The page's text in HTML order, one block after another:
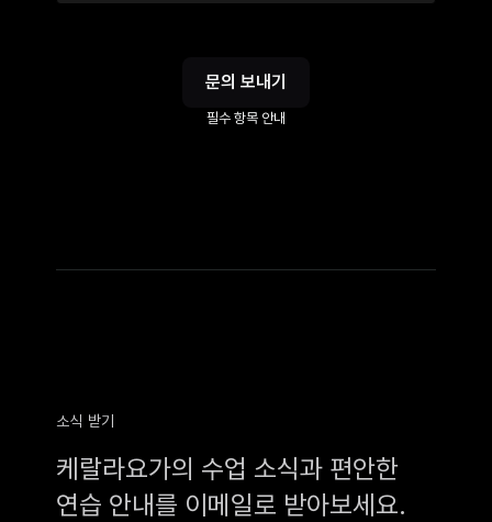
문의 보내기
필수 항목 안내
소식 받기
케랄라요가의 수업 소식과 편안한
연습 안내를 이메일로 받아보세요.